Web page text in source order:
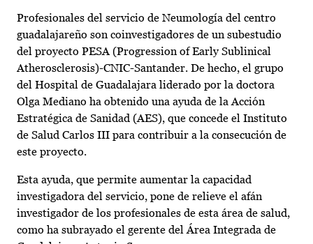
Profesionales del servicio de Neumología del centro
guadalajareño son coinvestigadores de un subestudio
del proyecto PESA (Progression of Early Sublinical
Atherosclerosis)-CNIC-Santander. De hecho, el grupo
del Hospital de Guadalajara liderado por la doctora
Olga Mediano ha obtenido una ayuda de la Acción
Estratégica de Sanidad (AES), que concede el Instituto
de Salud Carlos III para contribuir a la consecución de
este proyecto.
Esta ayuda, que permite aumentar la capacidad
investigadora del servicio, pone de relieve el afán
investigador de los profesionales de esta área de salud,
como ha subrayado el gerente del Área Integrada de